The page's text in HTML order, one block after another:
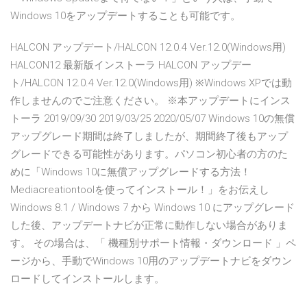
Windows 10をアップデートすることも可能です。
HALCON アップデート/HALCON 12.0.4 Ver.12.0(Windows用)
HALCON12 最新版インストーラ HALCON アップデー
ト/HALCON 12.0.4 Ver.12.0(Windows用) ※Windows XPでは動
作しませんのでご注意ください。 ※本アップデートにインス
トーラ 2019/09/30 2019/03/25 2020/05/07 Windows 10の無償
アップグレード期間は終了しましたが、期間終了後もアップ
グレードできる可能性があります。パソコン初心者の方のた
めに「Windows 10に無償アップグレードする方法！
Mediacreationtoolを使ってインストール！」をお伝えし
Windows 8.1 / Windows 7 から Windows 10 にアップグレード
した後、アップデートナビが正常に動作しない場合がありま
す。 その場合は、「 機種別サポート情報・ダウンロード 」ペ
ージから、手動でWindows 10用のアップデートナビをダウン
ロードしてインストールします。